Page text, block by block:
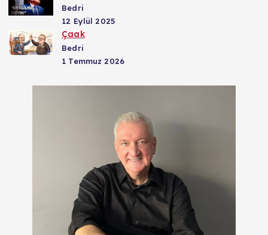
Bedri
12 Eylül 2025
Çaak
Bedri
1 Temmuz 2026